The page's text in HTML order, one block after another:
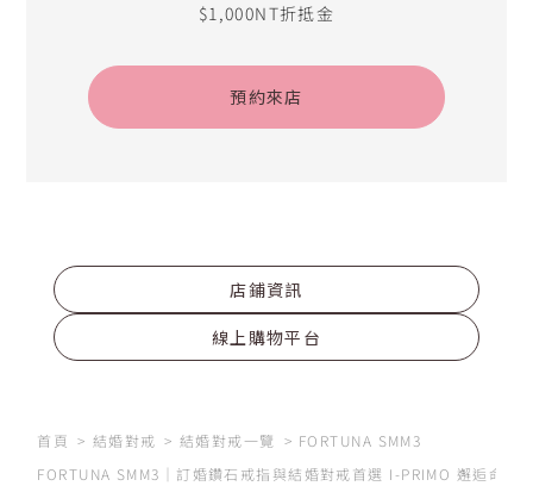
$1,000NT折抵金
預約來店
店鋪資訊
線上購物平台
首頁 結婚對戒 結婚對戒一覽
FORTUNA SMM3
FORTUNA SMM3｜訂婚鑽石戒指與結婚對戒首選 I-PRIMO 邂逅命運